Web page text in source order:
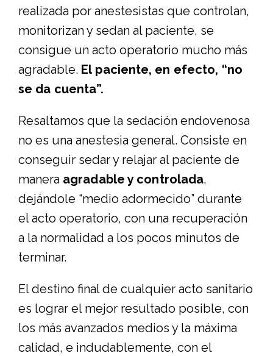
realizada por anestesistas que controlan,
monitorizan y sedan al paciente, se
consigue un acto operatorio mucho más
agradable. El paciente, en efecto, “no
se da cuenta”.
Resaltamos que la sedación endovenosa
no es una anestesia general. Consiste en
conseguir sedar y relajar al paciente de
manera agradable y controlada,
dejándole “medio adormecido” durante
el acto operatorio, con una recuperación
a la normalidad a los pocos minutos de
terminar.
El destino final de cualquier acto sanitario
es lograr el mejor resultado posible, con
los más avanzados medios y la máxima
calidad, e indudablemente, con el